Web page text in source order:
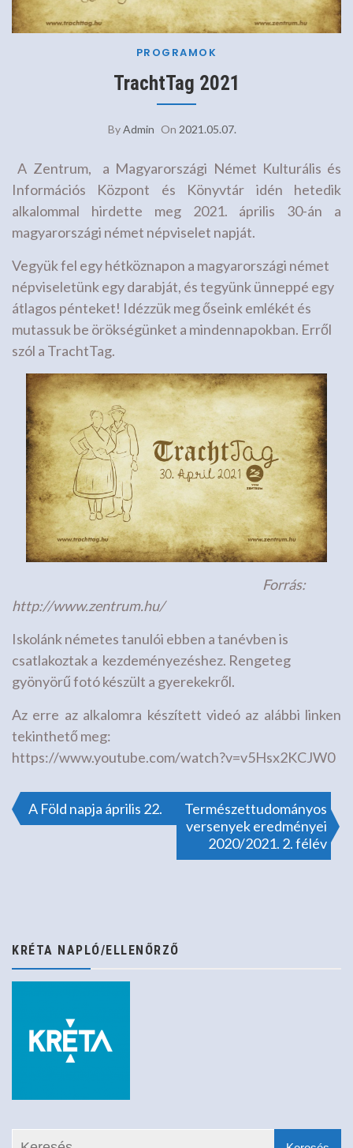
PROGRAMOK
TrachtTag 2021
ByAdmin On 2021.05.07.
A Zentrum, a Magyarországi Német Kulturális és
Információs Központ és Könyvtár idén hetedik
alkalommal hirdette meg 2021. április 30-án a
magyarországi német népviselet napját.
Vegyük fel egy hétköznapon a magyarországi német
népviseletünk egy darabját, és tegyünk ünneppé egy
átlagos pénteket! Idézzük meg őseink emlékét és
mutassuk be örökségünket a mindennapokban. Erről
szól a TrachtTag.
Forrás:
http://www.zentrum.hu/
Iskolánk németes tanulói ebben a tanévben is
csatlakoztak a kezdeményezéshez. Rengeteg
gyönyörű fotó készült a gyerekekről.
Az erre az alkalomra készített videó az alábbi linken
tekinthető meg:
https://www.youtube.com/watch?v=v5Hsx2KCJW0
Bejegyzés
A Föld napja április 22.
Természettudományos
versenyek eredményei
2020/2021. 2. félév
KRÉTA NAPLÓ/ELLENŐRZŐ